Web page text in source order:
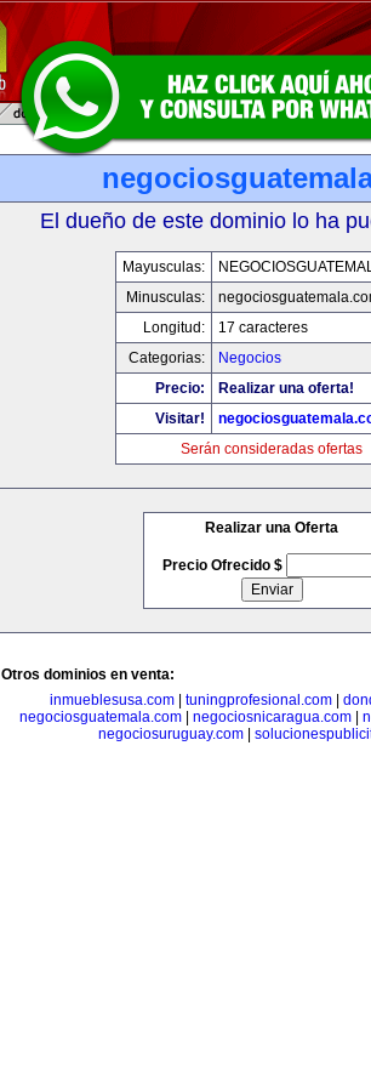
El dueño de este dominio lo ha
Mayusculas:
Minusculas:
Longitud:
17 caracteres
Categorias:
Negocios
Precio:
Realizar una oferta!
Visitar!
Serán consideradas ofertas
Realizar una Oferta
Precio Ofrecido $
Otros dominios en venta:
inmueblesusa.com
tuningprofesional.com
negociosguatemala.com
negociosnicaragua.com
negociosuruguay.com